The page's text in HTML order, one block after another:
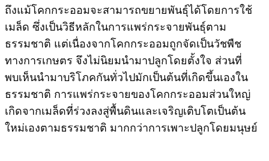
ถึงแม้โคกกระออมจะสามารถขยายพันธุ์ได้โดยการใช้
เมล็ด ซึ่งเป็นวิธีหลักในการแพร่กระจายพันธุ์ตาม
ธรรมชาติ แต่เนื่องจากโคกกระออมถูกจัดเป็นวัชพืช
ทางการเกษตร จึงไม่นิยมนำมาปลูกโดยตั้งใจ ส่วนที่
พบเห็นนำมาบริโภคกันทั่วไปมักเป็นต้นที่เกิดขึ้นเองใน
ธรรมชาติ การแพร่กระจายของโคกกระออมส่วนใหญ่
เกิดจากเมล็ดที่ร่วงลงสู่พื้นดินและเจริญเติบโตเป็นต้น
ใหม่เองตามธรรมชาติ มากกว่าการเพาะปลูกโดยมนุษย์